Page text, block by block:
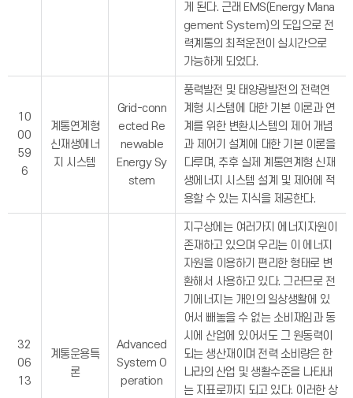
게 된다. 근래 EMS(Energy Mana
gement System)의 도입으로 전
력계통의 최적운전이 실시간으로
가능하게 되었다.
10
00
59
6
계통연계형
신재생에너
지 시스템
Grid-conn
ected Re
newable
Energy Sy
stem
풍력발전 및 태양광발전의 전력연
계형 시스템에 대한 기본 이론과 연
계를 위한 변환시스템의 제어 개념
과 제어기 설계에 대한 기본 이론을
다루며, 추후 실제 계통연계형 신재
생에너지 시스템 설계 및 제어에 적
용할 수 있는 지식을 제공한다.
32
06
13
계통운용특
론
Advanced
System O
peration
지구상에는 여러가지 에너지자원이
존재하고 있으며 우리는 이 에너지
자원을 이용하기 편리한 형태로 변
환해서 사용하고 있다. 그러므로 전
기에너지는 개인의 일상생활에 있
어서 빼놓을 수 없는 소비재임과 동
시에 산업에 있어서도 그 원동력이
되는 생산재이며 전력 소비량은 한
나라의 산업 및 생활수준을 나타내
는 지표로까지 되고 있다. 이러한 상